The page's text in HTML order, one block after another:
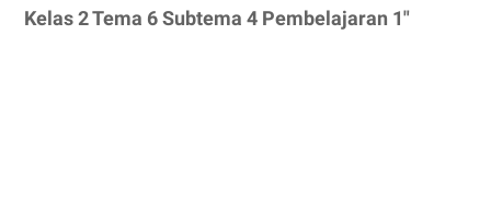
Kelas 2 Tema 6 Subtema 4 Pembelajaran 1"